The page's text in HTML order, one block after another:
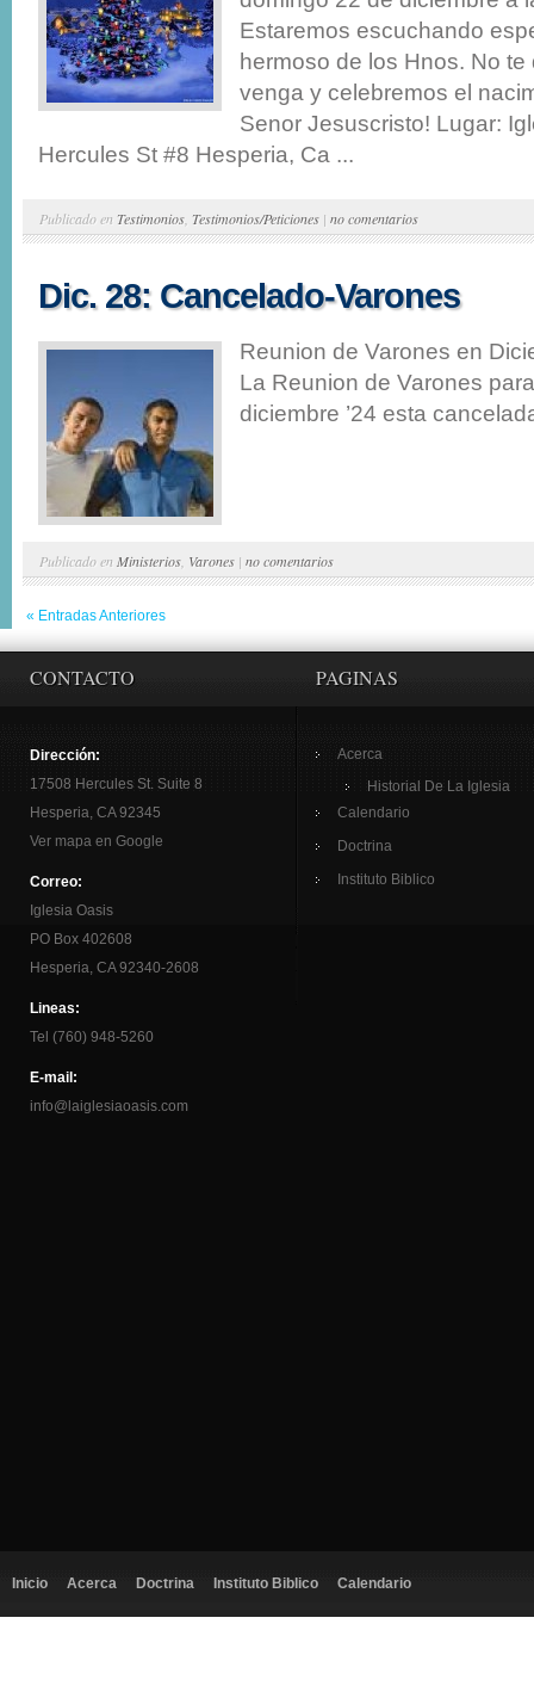
Estaremos escuchando
hermoso de los Hnos. No
venga y celebremos el
Senor Jesuscristo! Lugar:
Hercules St #8 Hesperia, Ca ...
Publicado en Testimonios Testimonios/Peticiones | no comentarios
Dic. 28: Cancelado-Varones
Reunion de Varones en
La Reunion de Varones
diciembre ’24 esta
Publicado en Ministerios Varones | no comentarios
« Entradas Anteriores
CONTACTO
Dirección:
17508 Hercules St. Suite 8
Hesperia, CA 92345
Ver mapa en Google
Correo:
Iglesia Oasis
PO Box 402608
Hesperia, CA 92340-2608
Lineas:
Tel (760) 948-5260
E-mail:
info@laiglesiaoasis.com
PAGINAS
Acerca
Historial De La Iglesia
Calendario
Doctrina
Instituto Biblico
Inicio Acerca Doctrina Instituto Biblico Calendario